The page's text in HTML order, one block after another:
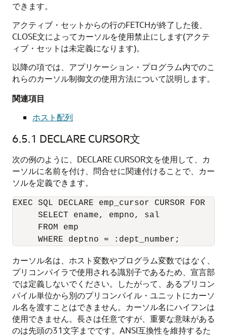
できます。
アクティブ・セットからの行のFETCHが終了した後、
CLOSE文によってカーソルを使用禁止にします(アクテ
ィブ・セットは未定義になります)。
以降の項では、アプリケーション・プログラム内でのこ
れらのカーソル制御文の使用方法について説明します。
関連項目
ホスト配列
6.5.1 DECLARE CURSOR文
次の例のように、DECLARE CURSOR文を使用して、カ
ーソルに名前を付け、問合せに関連付けることで、カー
ソルを定義できます。
EXEC SQL DECLARE emp_cursor CURSOR FOR
     SELECT ename, empno, sal
     FROM emp
カーソル名は、ホスト変数やプログラム変数ではなく
プリコンパイラで使用される識別子であるため、宣言部
では定義しないでください。したがって、あるプリコン
パイル単位から別のプリコンパイル・ユニットにカーソ
ル名を渡すことはできません。カーソル名にハイフンは
使用できません。長さは任意ですが、重要な意味がある
のは先頭の31文字までです。ANSI互換性を維持するた